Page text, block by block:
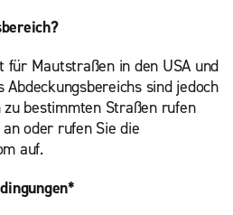
für Mautstraßen in den USA und
Abdeckungsbereichs sind jedoch
bestimmten Straßen rufen
oder rufen Sie die
auf.